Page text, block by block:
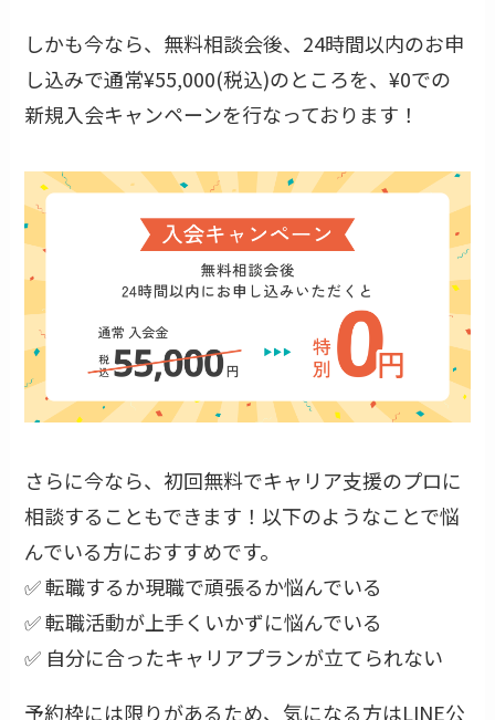
しかも今なら、無料相談会後、24時間以内のお申
し込みで通常¥55,000(税込)のところを、¥0での
新規入会キャンペーンを行なっております！
さらに今なら、初回無料でキャリア支援のプロに
相談することもできます！以下のようなことで悩
んでいる方におすすめです。
✅ 転職するか現職で頑張るか悩んでいる
✅ 転職活動が上手くいかずに悩んでいる
✅ 自分に合ったキャリアプランが立てられない
予約枠には限りがあるため、気になる方はLINE公